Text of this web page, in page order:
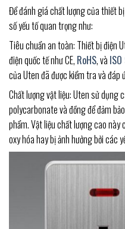
Để đánh giá chất lượng của thiết
số yếu tố quan trọng như:
Tiêu chuẩn an toàn: Thiết bị điện
điện quốc tế như CE, RoHS, và
của Uten đã được kiểm tra và
Chất lượng vật liệu: Uten sử dụng
polycarbonate và đồng để đảm
phẩm. Vật liệu chất lượng cao
oxy hóa hay bị ảnh hưởng bởi các